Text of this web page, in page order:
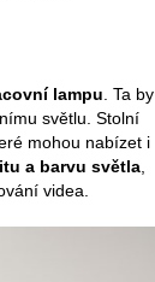
lampu. Ta by
světlu. Stolní
mohou nabízet i
a barvu světla,
videa.